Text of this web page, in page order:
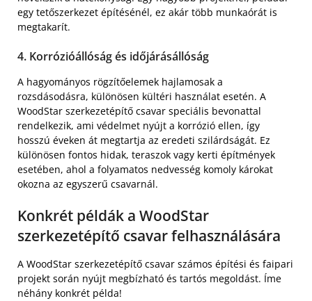
egy tetőszerkezet építésénél, ez akár több munkaórát is
megtakarít.
4. Korrózióállóság és időjárásállóság
A hagyományos rögzítőelemek hajlamosak a
rozsdásodásra, különösen kültéri használat esetén. A
WoodStar szerkezetépítő csavar speciális bevonattal
rendelkezik, ami védelmet nyújt a korrózió ellen, így
hosszú éveken át megtartja az eredeti szilárdságát. Ez
különösen fontos hidak, teraszok vagy kerti építmények
esetében, ahol a folyamatos nedvesség komoly károkat
okozna az egyszerű csavarnál.
Konkrét példák a WoodStar
szerkezetépítő csavar felhasználására
A WoodStar szerkezetépítő csavar számos építési és faipari
projekt során nyújt megbízható és tartós megoldást. Íme
néhány konkrét példa!